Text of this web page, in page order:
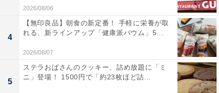
「シャウステーキ」の食べ方は？
パッケージ裏に「加熱済みです。そのままでも召し上が
2026/08/06
4
【無印良品】朝食の新定番！ 手軽に栄養が取
れる、新ラインアップ「健康派バウム」5...
2026/08/07
5
ステラおばさんのクッキー、詰め放題に「ミ
ニ」登場！ 1500円で「約23枚ほど詰...